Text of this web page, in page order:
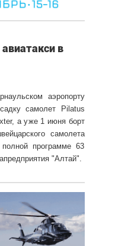
в
аэропорту
самолет Pilatus
а уже 1 июня борт
самолета
программе 63
"Алтай".